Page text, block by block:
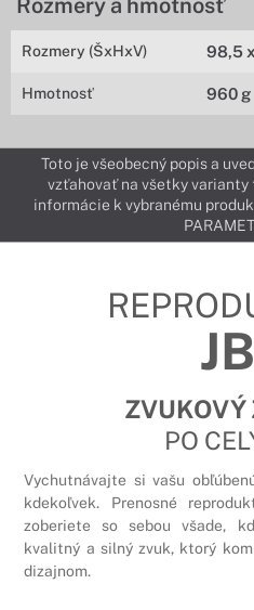
Rozmery a hmotnosť
Rozmery (ŠxHxV) 98,5
Hmotnosť 960 g
Toto je všeobecný popis a
vzťahovať na všetky
informácie k vybranému
ZVUKOVÝ
PO
Vychutnávajte si vašu
kdekoľvek. Prenosné
zoberiete so sebou všade,
kvalitný a silný zvuk, ktorý
dizajnom.